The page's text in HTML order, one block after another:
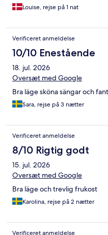
Louise, rejse på 1 nat
Verificeret anmeldelse
10/10 Enestående
18. jul. 2026
Oversæt med Google
Bra läge sköna sängar och
Sara, rejse på 3 nætter
Verificeret anmeldelse
8/10 Rigtig godt
15. jul. 2026
Oversæt med Google
Bra läge och trevlig frukost
Karolina, rejse på 2 nætter
Verificeret anmeldelse